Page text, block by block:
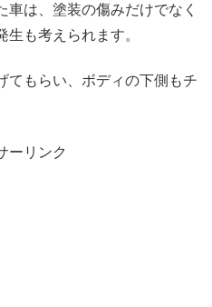
車は、塗装の傷みだけでなく
も考えられます。
てもらい、ボディの下側もチ
ーリンク